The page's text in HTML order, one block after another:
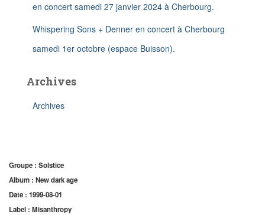
en concert samedi 27 janvier 2024 à Cherbourg.
Whispering Sons + Denner en concert à Cherbourg
samedi 1er octobre (espace Buisson).
Archives
Archives
Groupe : Solstice
Album : New dark age
Date : 1999-08-01
Label : Misanthropy